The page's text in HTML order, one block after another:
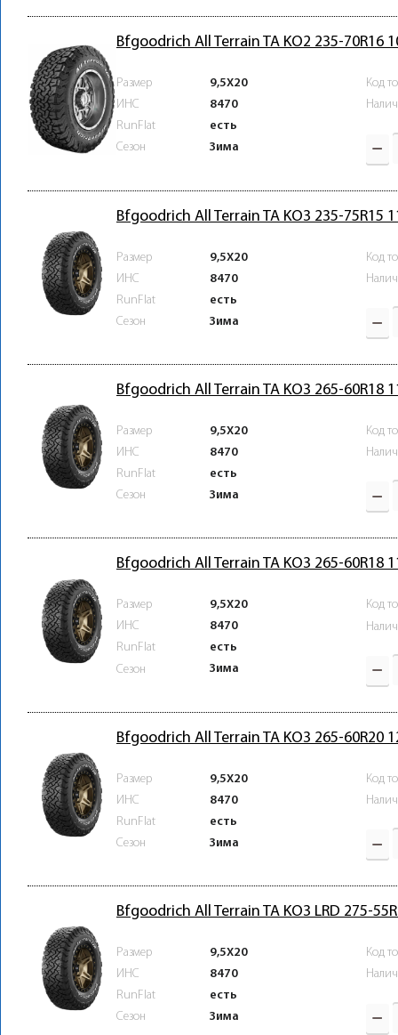
Bfgoodrich All Terrain TA KO2 235-70R16
Размер
9,5X20
ИНС
8470
RunFlat
есть
Сезон
Зима
Код
Bfgoodrich All Terrain TA KO3 235-75R15
Размер
9,5X20
ИНС
8470
RunFlat
есть
Сезон
Зима
Код
Bfgoodrich All Terrain TA KO3 265-60R18
Размер
9,5X20
ИНС
8470
RunFlat
есть
Сезон
Зима
Код
Bfgoodrich All Terrain TA KO3 265-60R18
Размер
9,5X20
ИНС
8470
RunFlat
есть
Сезон
Зима
Код
Bfgoodrich All Terrain TA KO3 265-60R20
Размер
9,5X20
ИНС
8470
RunFlat
есть
Сезон
Зима
Код
Bfgoodrich All Terrain TA KO3 LRD 275-
Размер
9,5X20
ИНС
8470
RunFlat
есть
Сезон
Зима
Код